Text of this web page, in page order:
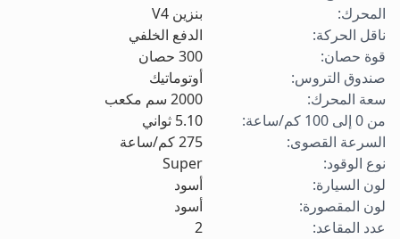
المحرك:
بنزين V4
ناقل الحركة:
الدفع الخلفي
قوة حصان:
300 حصان
صندوق التروس:
أوتوماتيك
سعة المحرك:
2000 سم مكعب
من 0 إلى 100 كم/ساعة
:
5.10 ثواني
السرعة القصوى:
275كم/ساعة
نوع الوقود:
Super
لون السيارة:
أسود
لون المقصورة:
أسود
عدد المقاعد:
2